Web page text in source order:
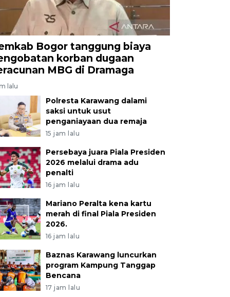
Bogor tanggung biaya
korban dugaan
MBG di Dramaga
lalu
Polresta Karawang dalami
saksi untuk usut
penganiayaan dua remaja
15 jam lalu
Persebaya juara Piala Presiden
2026 melalui drama adu
penalti
16 jam lalu
Mariano Peralta kena kartu
merah di final Piala Presiden
2026.
16 jam lalu
Baznas Karawang luncurkan
program Kampung Tanggap
Bencana
17 jam lalu